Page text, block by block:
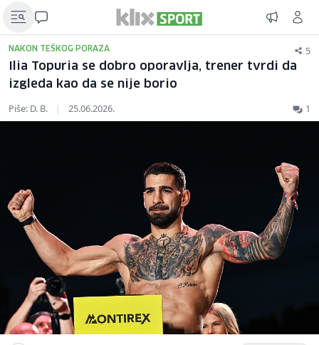
NAKON TEŠKOG PORAZA 5
Ilia Topuria se dobro oporavlja, trener tvrdi da
izgleda kao da se nije borio
Piše: D. B. | 25.06.2026. 1